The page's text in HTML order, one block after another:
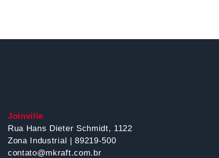
Joinville
Rua Hans Dieter Schmidt, 1122
Zona Industrial | 89219-500
contato@mkraft.com.br